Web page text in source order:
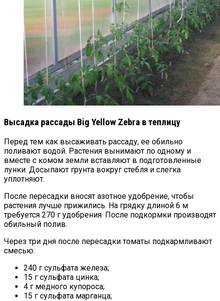
Высадка рассады Big Yellow Zebra в теплицу
Перед тем как высаживать рассаду, ее обильно
поливают водой. Растения вынимают по одному и
вместе с комом земли вставляют в подготовленные
лунки. Досыпают грунта вокруг стебля и слегка
уплотняют.
После пересадки вносят азотное удобрение, чтобы
растения лучше прижились. На грядку длиной 6 м
требуется 270 г удобрения. После подкормки производят
обильный полив.
Через три дня после пересадки томаты подкармливают
смесью:
240 г сульфата железа;
15 г сульфата цинка;
4 г медного купороса;
15 г сульфата марганца;